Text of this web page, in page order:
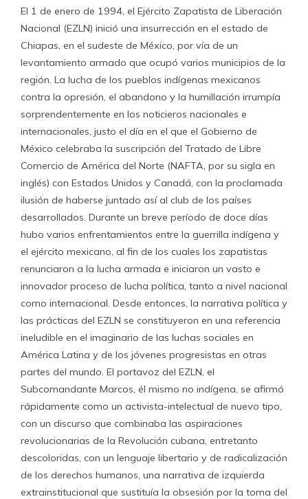
El 1 de enero de 1994, el Ejército Zapatista de Liberación
Nacional (EZLN) inició una insurrección en el estado de
Chiapas, en el sudeste de México, por vía de un
levantamiento armado que ocupó varios municipios de la
región. La lucha de los pueblos indígenas mexicanos
contra la opresión, el abandono y la humillación irrumpía
sorprendentemente en los noticieros nacionales e
internacionales, justo el día en el que el Gobierno de
México celebraba la suscripción del Tratado de Libre
Comercio de América del Norte (NAFTA, por su sigla en
inglés) con Estados Unidos y Canadá, con la proclamada
ilusión de haberse juntado así al club de los países
desarrollados. Durante un breve período de doce días
hubo varios enfrentamientos entre la guerrilla indígena y
el ejército mexicano, al fin de los cuales los zapatistas
renunciaron a la lucha armada e iniciaron un vasto e
innovador proceso de lucha política, tanto a nivel nacional
como internacional. Desde entonces, la narrativa política y
las prácticas del EZLN se constituyeron en una referencia
ineludible en el imaginario de las luchas sociales en
América Latina y de los jóvenes progresistas en otras
partes del mundo. El portavoz del EZLN, el
Subcomandante Marcos, él mismo no indígena, se afirmó
rápidamente como un activista-intelectual de nuevo tipo,
con un discurso que combinaba las aspiraciones
revolucionarias de la Revolución cubana, entretanto
descoloridas, con un lenguaje libertario y de radicalización
de los derechos humanos, una narrativa de izquierda
extrainstitucional que sustituía la obsesión por la toma del